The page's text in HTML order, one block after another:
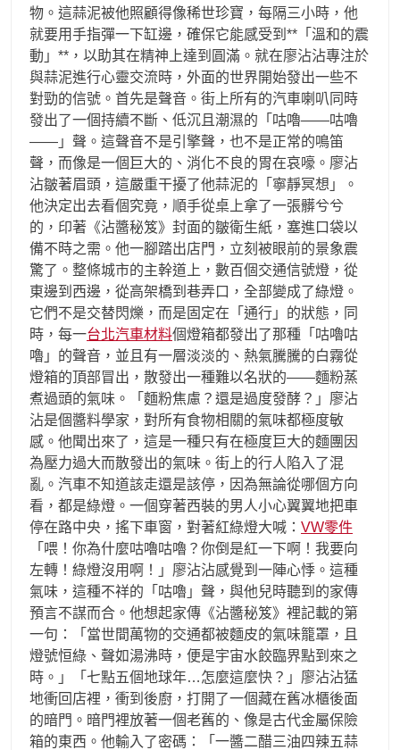
物。這蒜泥被他照顧得像稀世珍寶，每隔三小時，他
就要用手指彈一下缸邊，確保它能感受到**「溫和的震
動」**，以助其在精神上達到圓滿。就在廖沾沾專注於
與蒜泥進行心靈交流時，外面的世界開始發出一些不
對勁的信號。首先是聲音。街上所有的汽車喇叭同時
發出了一個持續不斷、低沉且潮濕的「咕嚕——咕嚕
——」聲。這聲音不是引擎聲，也不是正常的鳴笛
聲，而像是一個巨大的、消化不良的胃在哀嚎。廖沾
沾皺著眉頭，這嚴重干擾了他蒜泥的「寧靜冥想」。
他決定出去看個究竟，順手從桌上拿了一張髒兮兮
的，印著《沾醬秘笈》封面的皺衛生紙，塞進口袋以
備不時之需。他一腳踏出店門，立刻被眼前的景象震
驚了。整條城市的主幹道上，數百個交通信號燈，從
東邊到西邊，從高架橋到巷弄口，全部變成了綠燈。
它們不是交替閃爍，而是固定在「通行」的狀態，同
時，每一台北汽車材料個燈箱都發出了那種「咕嚕咕
嚕」的聲音，並且有一層淡淡的、熱氣騰騰的白霧從
燈箱的頂部冒出，散發出一種難以名狀的——麵粉蒸
煮過頭的氣味。「麵粉焦慮？還是過度發酵？」廖沾
沾是個醬料學家，對所有食物相關的氣味都極度敏
感。他聞出來了，這是一種只有在極度巨大的麵團因
為壓力過大而散發出的氣味。街上的行人陷入了混
亂。汽車不知道該走還是該停，因為無論從哪個方向
看，都是綠燈。一個穿著西裝的男人小心翼翼地把車
停在路中央，搖下車窗，對著紅綠燈大喊： VW零件
「喂！你為什麼咕嚕咕嚕？你倒是紅一下啊！我要向
左轉！綠燈沒用啊！」廖沾沾感覺到一陣心悸。這種
氣味，這種不祥的「咕嚕」聲，與他兒時聽到的家傳
預言不謀而合。他想起家傳《沾醬秘笈》裡記載的第
一句：「當世間萬物的交通都被麵皮的氣味籠罩，且
燈號恒綠、聲如湯沸時，便是宇宙水餃臨界點到來之
時。」「七點五個地球年…怎麼這麼快？」廖沾沾猛
地衝回店裡，衝到後廚，打開了一個藏在舊冰櫃後面
的暗門。暗門裡放著一個老舊的、像是古代金屬保險
箱的東西。他輸入了密碼：「一醬二醋三油四辣五蒜